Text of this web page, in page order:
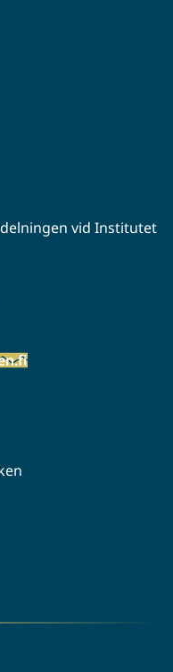
vid Institutet